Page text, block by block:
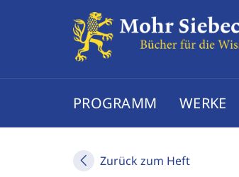
PROGRAMM WERKE
Zurück zum Heft